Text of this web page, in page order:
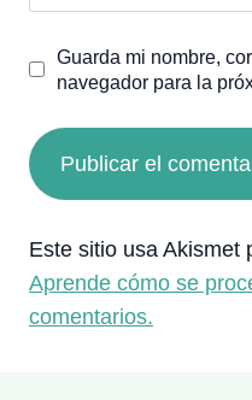
Guarda mi nombre,
navegador para la
Este sitio usa Akismet
Aprende cómo se
comentarios.